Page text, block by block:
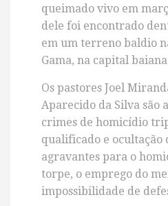
queimado vivo em
dele foi encontrado
em um terreno baldio
Gama, na capital
Os pastores Joel
Aparecido da Silva são
crimes de homicídio
qualificado e ocultação
agravantes para o
torpe, o emprego do
impossibilidade de